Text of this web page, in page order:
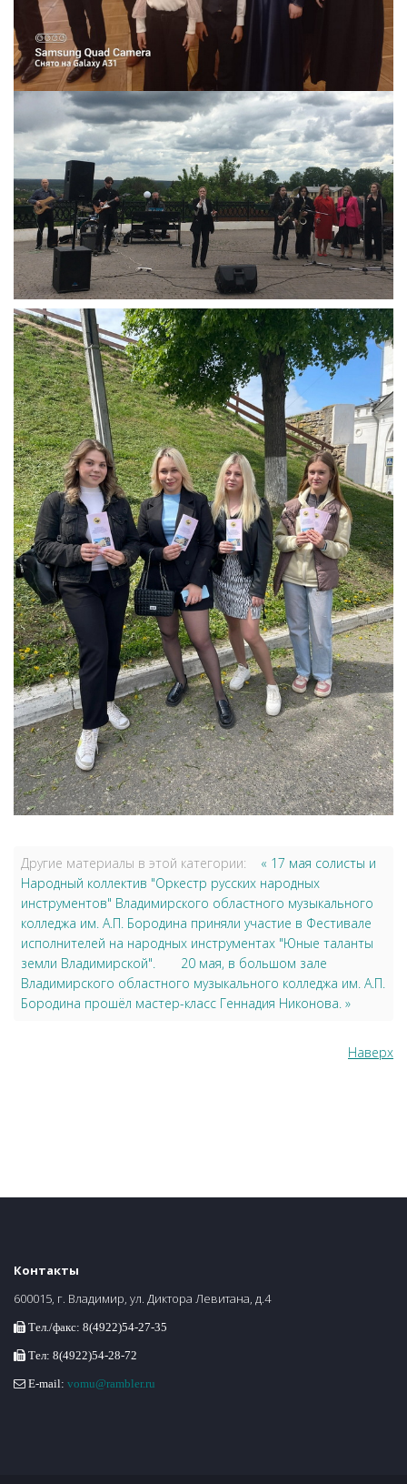
Другие материалы в этой категории:
« 17 мая солисты и
Народный коллектив "Оркестр русских народных
инструментов" Владимирского областного музыкального
колледжа им. А.П. Бородина приняли участие в Фестивале
исполнителей на народных инструментах "Юные таланты
земли Владимирской".
20 мая, в большом зале
Владимирского областного музыкального колледжа им. А.П.
Бородина прошёл мастер-класс Геннадия Никонова. »
Наверх
Контакты
600015, г. Владимир, ул. Диктора Левитана, д.4
Тел./факс: 8(4922)54-27-35
Тел: 8(4922)54-28-72
E-mail: vomu@rambler.ru